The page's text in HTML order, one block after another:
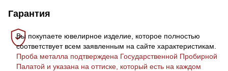
Гарантия
Вы покупаете ювелирное изделие, которое полностью
соответствует всем заявленным на сайте характеристикам.
Проба металла подтверждена Государственной Пробирной
Палатой и указана на оттиске, который есть на каждом